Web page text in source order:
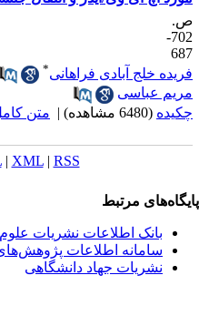
702-
خلج آبادی فراهانی
،
عباسی
(6480 مشاهده) | متن کامل (PDF)
|XML|RSS
مرتبط
بانک اطلاعات نشریات
سامانه اطلاعات پژوهش‌های
نشریات جهاد دانشگاهی